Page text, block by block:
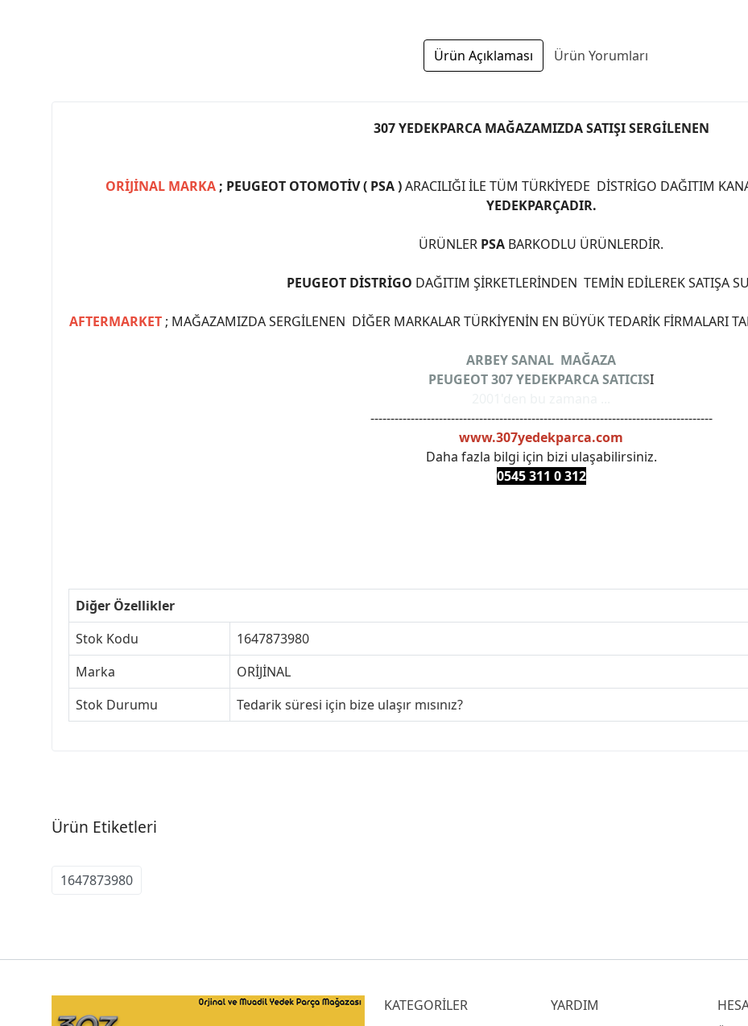
Ürün Açıklaması Ürün Yorumları
307 YEDEKPARCA MAĞAZAMIZDA SATIŞI SERGİLENEN
ORİJİNAL MARKA; PEUGEOT OTOMOTİV ( PSA )ARACILIĞI İLE TÜM TÜRKİYEDE DİSTRİGO DAĞITIM
YEDEKPARÇADIR.
ÜRÜNLER PSA BARKODLU ÜRÜNLERDİR.
PEUGEOT DİSTRİGO DAĞITIM ŞİRKETLERİNDEN TEMİN EDİLEREK SATIŞA
AFTERMARKET ; MAĞAZAMIZDA SERGİLENEN DİĞER MARKALAR TÜRKİYENİN EN BÜYÜK TEDARİK FİRMALARI
ARBEY SANAL MAĞAZA
PEUGEOT 307 YEDEKPARCA SATICISI
-------------------------------------------------------------------------------------
www.307yedekparca.com
Daha fazla bilgi için bizi ulaşabilirsiniz.
0545 311 0 312
Diğer Özellikler
Stok Kodu
1647873980
Marka
ORİJİNAL
Stok Durumu
Tedarik süresi için bize ulaşır mısınız?
Ürün Etiketleri
1647873980
KATEGORİLER YARDIM